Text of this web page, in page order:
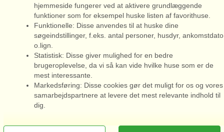
Admiral Strand Feriehuse ApS | CVR 27 23 39 10 |
Du er her: Løkken, Nordjylland, Sommerhus 58456, 5 personer,
hjemmeside fungerer ved at aktivere grundlæggende
funktioner som for eksempel huske listen af favorithuse.
Funktionelle: Disse anvendes til at huske dine
søgeindstillinger, f.eks. antal personer, husdyr, ankomstdato
o.lign.
Statistisk: Disse giver mulighed for en bedre
brugeroplevelse, da vi så kan vide hvilke huse som er de
mest interessante.
Markedsføring: Disse cookies gør det muligt for os og vores
samarbejdspartnere at levere det mest relevante indhold til
dig.